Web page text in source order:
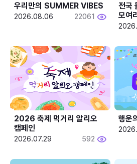
우리만의 SUMMER VIBES
2026.08.06 22061
전국
모여
2026 축제 먹거리 알리오
캠페인
2026.07.29 592
행운